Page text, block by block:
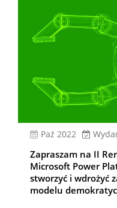
paź 2022
Zapraszam na II
Microsoft Power
stworzyć i wdrożyć
modelu